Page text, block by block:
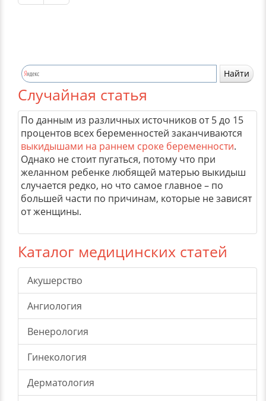
Случайная статья
По данным из различных источников от 5 до 15
процентов всех беременностей заканчиваются
выкидышами на раннем сроке беременности.
Однако не стоит пугаться, потому что при
желанном ребенке любящей матерью выкидыш
случается редко, но что самое главное – по
большей части по причинам, которые не зависят
от женщины.
Каталог медицинских статей
Акушерство
Ангиология
Венерология
Гинекология
Дерматология